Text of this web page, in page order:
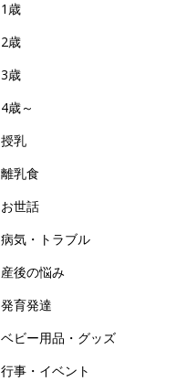
1歳
2歳
3歳
4歳～
授乳
離乳食
お世話
病気・トラブル
産後の悩み
発育発達
ベビー用品・グッズ
行事・イベント